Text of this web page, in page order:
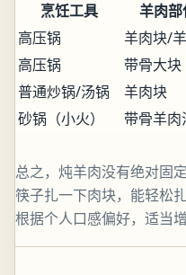
烹饪工具 羊肉部
高压锅
羊肉块/
高压锅
带骨大块
普通炒锅/汤锅
羊肉块
砂锅（小火）
带骨羊肉
总之，炖羊肉没有绝对固
筷子扎一下肉块，能轻松
根据个人口感偏好，适当